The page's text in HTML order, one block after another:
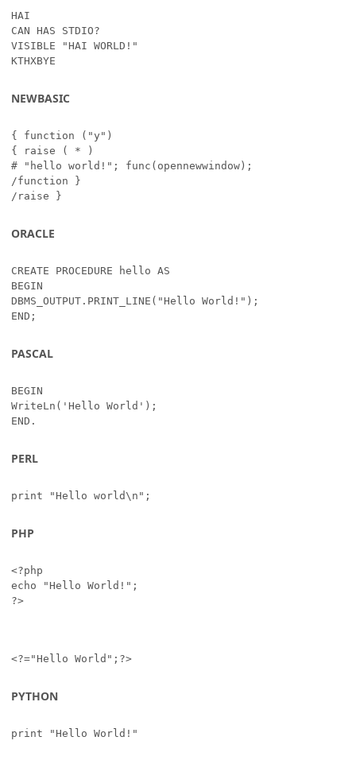
HAI
CAN HAS STDIO?
VISIBLE "HAI WORLD!"
KTHXBYE
NEWBASIC
{ function ("y")
{ raise ( * )
# "hello world!"; func(opennewwindow);
/function }
/raise }
ORACLE
CREATE PROCEDURE hello AS
BEGIN
DBMS_OUTPUT.PRINT_LINE("Hello World!");
END;
PASCAL
BEGIN
WriteLn('Hello World');
END.
PERL
print "Hello world\n";
PHP
<?php
echo "Hello World!";
?>
<?="Hello World";?>
PYTHON
print "Hello World!"